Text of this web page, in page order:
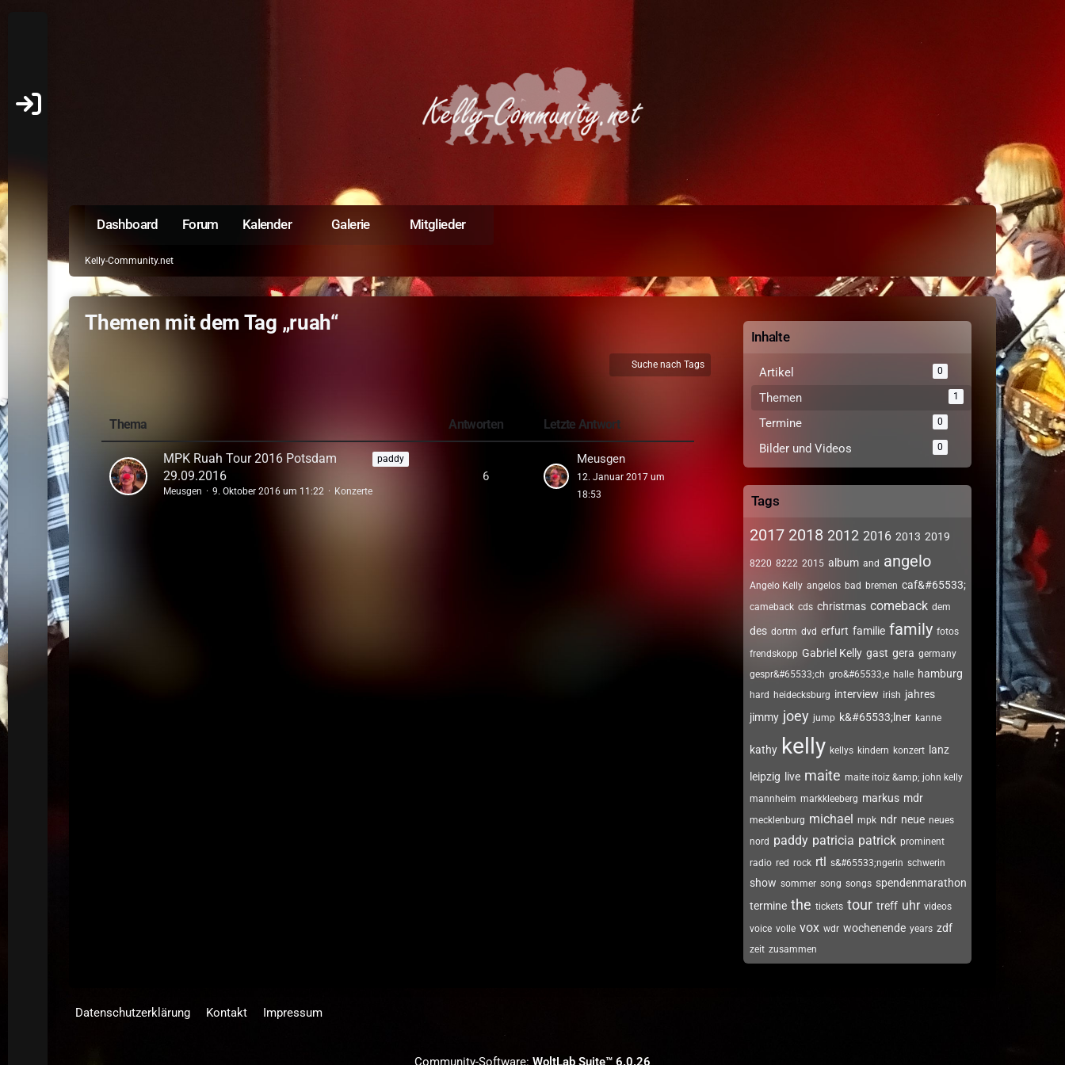
Dashboard Forum Kalender Galerie Mitglieder
Kelly-Community.net
Themen mit dem Tag „ruah“
Suche nach Tags
Thema Antworten Letzte Antwort
paddy
MPK Ruah Tour 2016 Potsdam
29.09.2016
Meusgen 9. Oktober 2016 um 11:22 Konzerte
6
Meusgen
12. Januar 2017 um
18:53
Inhalte
Artikel 0
Themen 1
Termine 0
Bilder und Videos 0
Tags
2017 2018 2012 2016 2013 2019
8220 8222 2015 album and angelo
Angelo Kelly angelos bad bremen caf&#65533;
cameback cds christmas comeback dem
des dortm dvd erfurt familie family fotos
frendskopp Gabriel Kelly gast gera germany
gespr&#65533;ch gro&#65533;e halle hamburg
hard heidecksburg interview irish jahres
jimmy joey jump k&#65533;lner kanne
kathy kelly kellys kindern konzert lanz
leipzig live maite maite itoiz &amp; john kelly
mannheim markkleeberg markus mdr
mecklenburg michael mpk ndr neue neues
nord paddy patricia patrick prominent
radio red rock rtl s&#65533;ngerin schwerin
show sommer song songs spendenmarathon
termine the tickets tour treff uhr videos
voice volle vox wdr wochenende years zdf
zeit zusammen
Datenschutzerklärung Kontakt Impressum
Community-Software: WoltLab Suite™ 6.0.26